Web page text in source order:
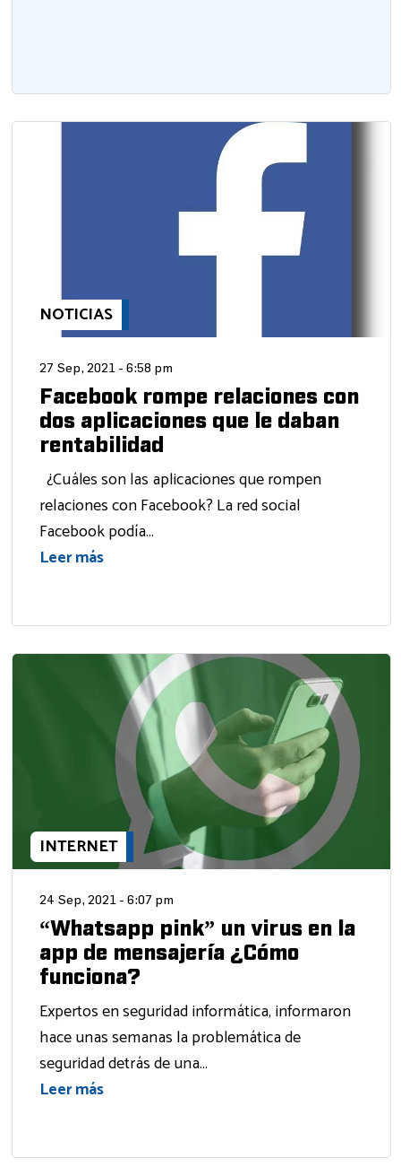
NOTICIAS
27 Sep, 2021 - 6:58 pm
Facebook rompe relaciones con
dos aplicaciones que le daban
rentabilidad
¿Cuáles son las aplicaciones que rompen
relaciones con Facebook? La red social
Facebook podía...
Leer más
INTERNET
24 Sep, 2021 - 6:07 pm
“Whatsapp pink” un virus en la
app de mensajería ¿Cómo
funciona?
Expertos en seguridad informática, informaron
hace unas semanas la problemática de
seguridad detrás de una...
Leer más